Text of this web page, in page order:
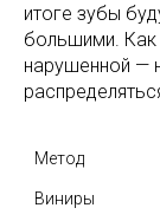
итоге зубы
большими. Как
нарушенной —
Метод
Виниры